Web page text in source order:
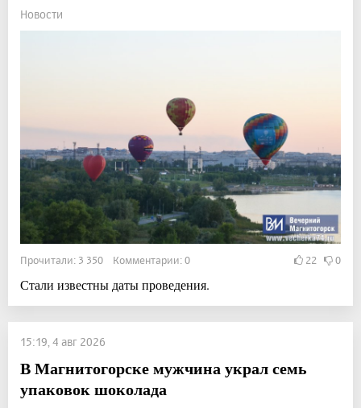
Новости
Прочитали: 3 350 Комментарии: 0 22 0
Стали известны даты проведения.
15:19, 4 авг 2026
В Магнитогорске мужчина украл семь
упаковок шоколада